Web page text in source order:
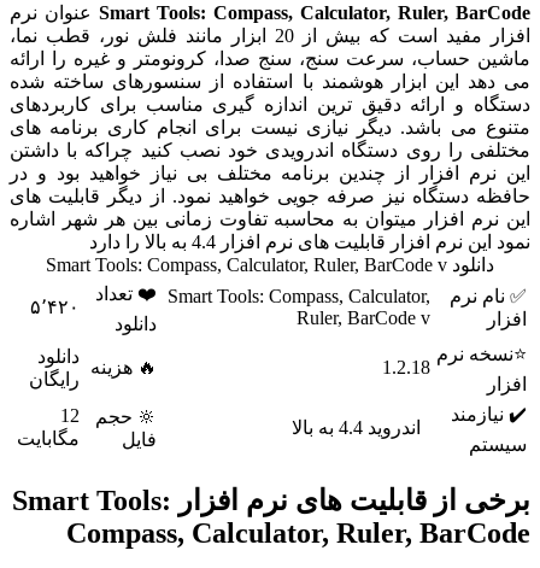
Smart Tools: Compass, Calculator, Ruler, عنوان نرم
افزار مفید است که بیش از 20 ابزار مانند فلش نور، قطب نما،
حساب، سرعت سنج، سنج صدا، کرونومتر و غیره را ارائه
این ابزار هوشمند با استفاده از سنسورهای ساخته شده
و ارائه دقیق ترین اندازه گیری مناسب برای کاربردهای
می باشد. دیگر نیازی نیست برای انجام کاری برنامه های
را روی دستگاه اندرویدی خود نصب کنید چراکه با داشتن
افزار از چندین برنامه مختلف بی نیاز خواهید بود و در
دستگاه نیز صرفه جویی خواهید نمود. از دیگر قابلیت های
افزار میتوان به محاسبه تفاوت زمانی بین هر شهر اشاره
افزار قابلیت های نرم افزار 4.4 به بالا را دارد
نرم
Smart Tools: Compass, Calculator,
Ruler, BarCode v
❤️ تعداد
۵٬۴۲۰
نرم
1.2.18 🔥 هزینه
رایگان
اندروید 4.4 به بالا
🔆 حجم
12
مگابایت
برخی از قابلیت های نرم افزار Smart Tools:
Compass, Calculator, Ruler,